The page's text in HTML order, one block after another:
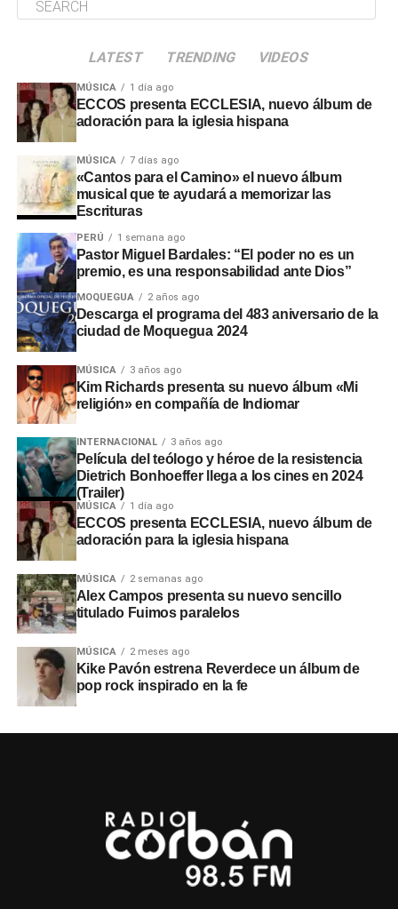
LATEST TRENDING VIDEOS
MÚSICA 1 día ago
ECCOS presenta ECCLESIA, nuevo álbum de
adoración para la iglesia hispana
MÚSICA 7 días ago
«Cantos para el Camino» el nuevo álbum
musical que te ayudará a memorizar las
Escrituras
PERÚ 1 semana ago
Pastor Miguel Bardales: “El poder no es un
premio, es una responsabilidad ante Dios”
MOQUEGUA 2 años ago
Descarga el programa del 483 aniversario de la
ciudad de Moquegua 2024
MÚSICA 3 años ago
Kim Richards presenta su nuevo álbum «Mi
religión» en compañía de Indiomar
INTERNACIONAL 3 años ago
Película del teólogo y héroe de la resistencia
Dietrich Bonhoeffer llega a los cines en 2024
(Trailer)
MÚSICA 1 día ago
ECCOS presenta ECCLESIA, nuevo álbum de
adoración para la iglesia hispana
MÚSICA 2 semanas ago
Alex Campos presenta su nuevo sencillo
titulado Fuimos paralelos
MÚSICA 2 meses ago
Kike Pavón estrena Reverdece un álbum de
pop rock inspirado en la fe